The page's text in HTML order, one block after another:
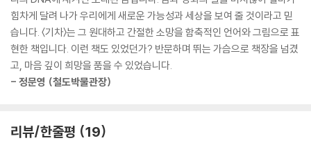
힘차게 달려 나가 우리에게 새로운 가능성과 세상을 보여 줄 것이라고 믿
습니다. 〈기차〉는 그 원대하고 간절한 소망을 함축적인 언어와 그림으로 표
현한 책입니다. 이런 책도 있었던가? 반문하며 뛰는 가슴으로 책장을 넘겼
고, 마음 깊이 희망을 품을 수 있었습니다.
- 정문영 (철도박물관장)
리뷰/한줄평 19